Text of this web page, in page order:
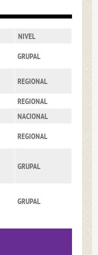
NIVEL
GRUPAL
REGIONAL
REGIONAL
NACIONAL
REGIONAL
GRUPAL
GRUPAL